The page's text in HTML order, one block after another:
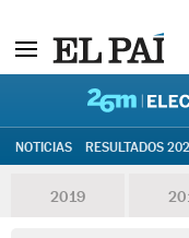
NOTICIAS RESULTADOS
2019